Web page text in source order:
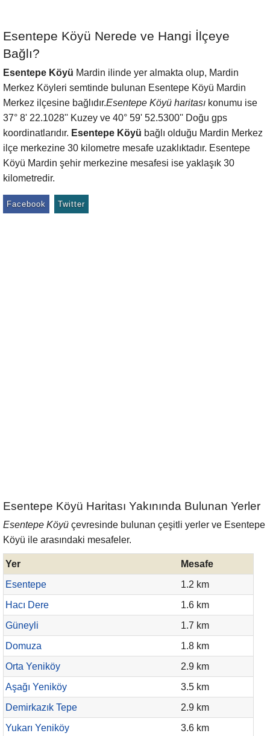
Esentepe Köyü Nerede ve Hangi İlçeye
Bağlı?
Esentepe Köyü Mardin ilinde yer almakta olup, Mardin
Merkez Köyleri semtinde bulunan Esentepe Köyü Mardin
Merkez ilçesine bağlıdır.Esentepe Köyü haritası konumu ise
37° 8' 22.1028'' Kuzey ve 40° 59' 52.5300'' Doğu gps
koordinatlarıdır. Esentepe Köyü bağlı olduğu Mardin Merkez
ilçe merkezine 30 kilometre mesafe uzaklıktadır. Esentepe
Köyü Mardin şehir merkezine mesafesi ise yaklaşık 30
kilometredir.
Facebook Twitter
Esentepe Köyü Haritası Yakınında Bulunan Yerler
Esentepe Köyü çevresinde bulunan çeşitli yerler ve Esentepe
Köyü ile arasındaki mesafeler.
Yer
Mesafe
Esentepe
1.2 km
Hacı Dere
1.6 km
Güneyli
1.7 km
Domuza
1.8 km
Orta Yeniköy
2.9 km
Aşağı Yeniköy
3.5 km
Demirkazık Tepe
2.9 km
Yukarı Yeniköy
3.6 km